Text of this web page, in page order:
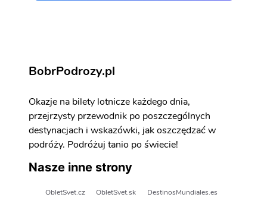
BobrPodrozy.pl
Okazje na bilety lotnicze każdego dnia,
przejrzysty przewodnik po poszczególnych
destynacjach i wskazówki, jak oszczędzać w
podróży. Podróżuj tanio po świecie!
Nasze inne strony
ObletSvet.cz ObletSvet.sk DestinosMundiales.es